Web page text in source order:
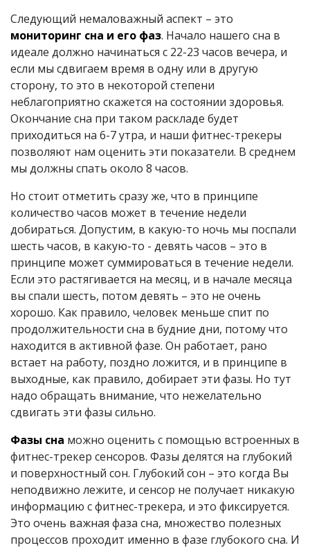
Следующий немаловажный аспект – это
мониторинг сна и его фаз. Начало нашего сна в
идеале должно начинаться с 22-23 часов вечера, и
если мы сдвигаем время в одну или в другую
сторону, то это в некоторой степени
неблагоприятно скажется на состоянии здоровья.
Окончание сна при таком раскладе будет
приходиться на 6-7 утра, и наши фитнес-трекеры
позволяют нам оценить эти показатели. В среднем
мы должны спать около 8 часов.
Но стоит отметить сразу же, что в принципе
количество часов может в течение недели
добираться. Допустим, в какую-то ночь мы поспали
шесть часов, в какую-то - девять часов – это в
принципе может суммироваться в течение недели.
Если это растягивается на месяц, и в начале месяца
вы спали шесть, потом девять – это не очень
хорошо. Как правило, человек меньше спит по
продолжительности сна в будние дни, потому что
находится в активной фазе. Он работает, рано
встает на работу, поздно ложится, и в принципе в
выходные, как правило, добирает эти фазы. Но тут
надо обращать внимание, что нежелательно
сдвигать эти фазы сильно.
Фазы сна можно оценить с помощью встроенных в
фитнес-трекер сенсоров. Фазы делятся на глубокий
и поверхностный сон. Глубокий сон – это когда Вы
неподвижно лежите, и сенсор не получает никакую
информацию с фитнес-трекера, и это фиксируется.
Это очень важная фаза сна, множество полезных
процессов проходит именно в фазе глубокого сна. И